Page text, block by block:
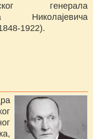
генерала
Николајевича
1922).